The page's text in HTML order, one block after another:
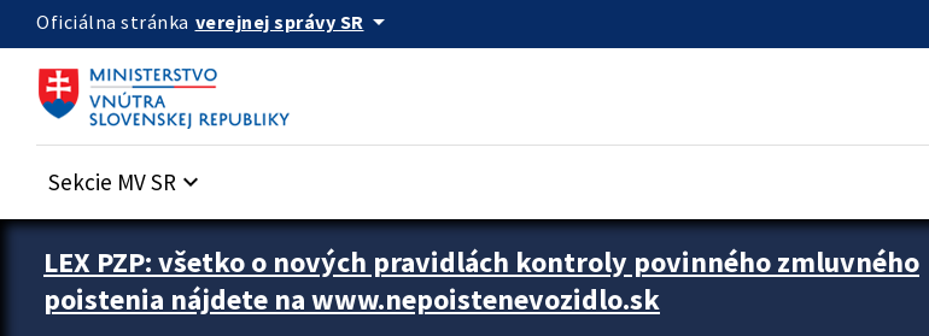
Preskocit na hlavný obsah
Oficiálna stránka verejnej správy SR arrow_drop_down
Sekcie MV SR keyboard_arrow_down
Zastavit automatický posun upútavok
LEX PZP: všetko o nových pravidlách kontroly povinného zmluvného
poistenia nájdete na www.nepoistenevozidlo.sk